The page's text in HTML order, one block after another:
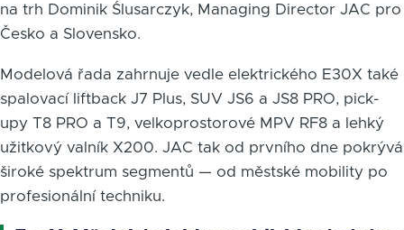
na trh Dominik Ślusarczyk, Managing Director JAC pro
Česko a Slovensko.
Modelová řada zahrnuje vedle elektrického E30X také
spalovací liftback J7 Plus, SUV JS6 a JS8 PRO, pick-
upy T8 PRO a T9, velkoprostorové MPV RF8 a lehký
užitkový valník X200. JAC tak od prvního dne pokrývá
široké spektrum segmentů — od městské mobility po
profesionální techniku.